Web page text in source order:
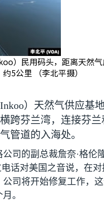
）民用码头，距离天然
约5公里 （李北平摄）
Inkoo）天然气供应基
跨芬兰湾，连接芬兰
管道的入海处。
司的副总裁詹奈·格伦
电话对美国之音说，在
司将开始修复工作，
。